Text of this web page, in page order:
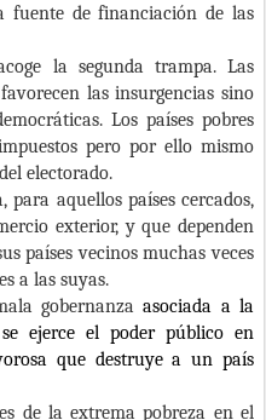
fuente de financiación de las
la segunda trampa. Las
las insurgencias sino
Los países pobres
pero por ello mismo
electorado.
aquellos países cercados,
exterior, y que dependen
países vecinos muchas veces
a las suyas.
gobernanzaasociada ala
ejerce el poder público en
que destruye a un país
de la extrema pobreza en el